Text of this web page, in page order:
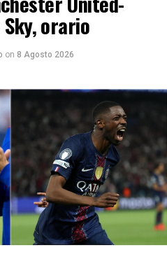
Sky, orario
on 8 Agosto 2026